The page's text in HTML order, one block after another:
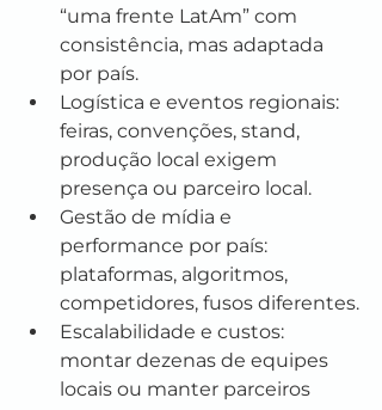
“uma frente LatAm” com
consistência, mas adaptada
por país.
Logística e eventos regionais:
feiras, convenções, stand,
produção local exigem
presença ou parceiro local.
Gestão de mídia e
performance por país:
plataformas, algoritmos,
competidores, fusos diferentes.
Escalabilidade e custos:
montar dezenas de equipes
locais ou manter parceiros